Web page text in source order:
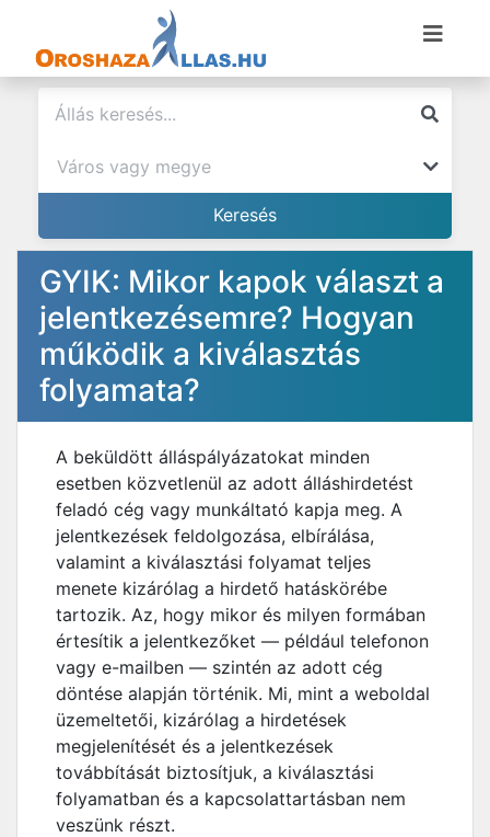
GYIK: Mikor kapok választ a
jelentkezésemre? Hogyan
működik a kiválasztás
folyamata?
A beküldött álláspályázatokat minden
esetben közvetlenül az adott álláshirdetést
feladó cég vagy munkáltató kapja meg. A
jelentkezések feldolgozása, elbírálása,
valamint a kiválasztási folyamat teljes
menete kizárólag a hirdető hatáskörébe
tartozik. Az, hogy mikor és milyen formában
értesítik a jelentkezőket — például telefonon
vagy e-mailben — szintén az adott cég
döntése alapján történik. Mi, mint a weboldal
üzemeltetői, kizárólag a hirdetések
megjelenítését és a jelentkezések
továbbítását biztosítjuk, a kiválasztási
folyamatban és a kapcsolattartásban nem
veszünk részt.